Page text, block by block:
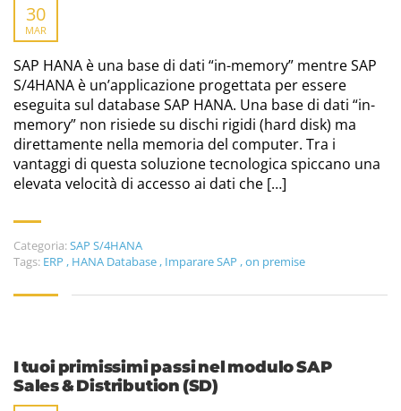
30
MAR
SAP HANA è una base di dati “in-memory” mentre SAP
S/4HANA è un’applicazione progettata per essere
eseguita sul database SAP HANA. Una base di dati “in-
memory” non risiede su dischi rigidi (hard disk) ma
direttamente nella memoria del computer. Tra i
vantaggi di questa soluzione tecnologica spiccano una
elevata velocità di accesso ai dati che […]
Categoria:SAP S/4HANA
Tags: ERP , HANA Database , Imparare SAP ,on premise
I tuoi primissimi passi nel modulo SAP
Sales & Distribution (SD)